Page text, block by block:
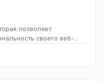
позволяет
своего веб-